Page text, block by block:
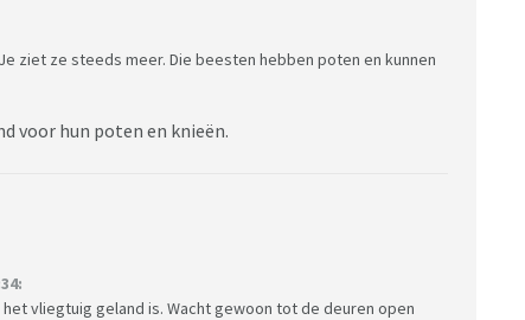
ziet ze steeds meer. Die beesten hebben poten en kunnen
voor hun poten en knieën.
vliegtuig geland is. Wacht gewoon tot de deuren open